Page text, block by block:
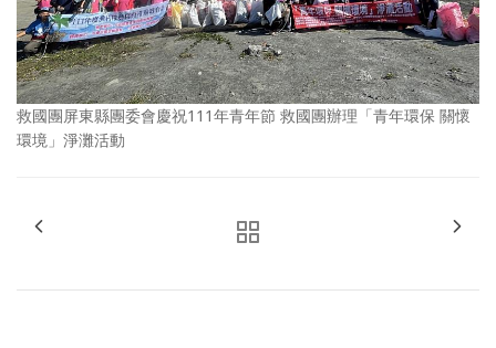
救國團屏東縣團委會慶祝111年青年節 救國團辦理「青年環保 關懷
環境」淨灘活動